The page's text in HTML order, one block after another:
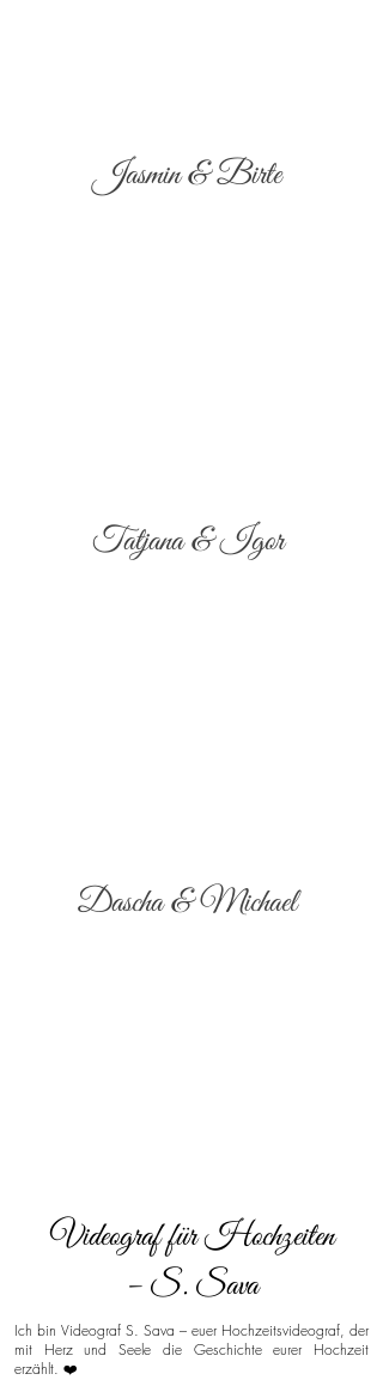
Jasmin & Birte
Tatjana & Igor
Dascha & Michael
Videograf für Hochzeiten
– S. Sava
Ich bin Videograf S. Sava – euer Hochzeitsvideograf, der
mit Herz und Seele die Geschichte eurer Hochzeit
erzählt. ❤️